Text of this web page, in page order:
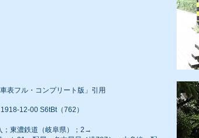
表フル・コンプリート版」引用
12-00 S6tBt（762）
東濃鉄道（岐阜県）；2→